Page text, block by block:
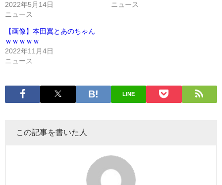
2022年5月14日
ニュース
ニュース
【画像】本田翼とあのちゃん
ｗｗｗｗｗ
2022年11月4日
ニュース
LINE
この記事を書いた人